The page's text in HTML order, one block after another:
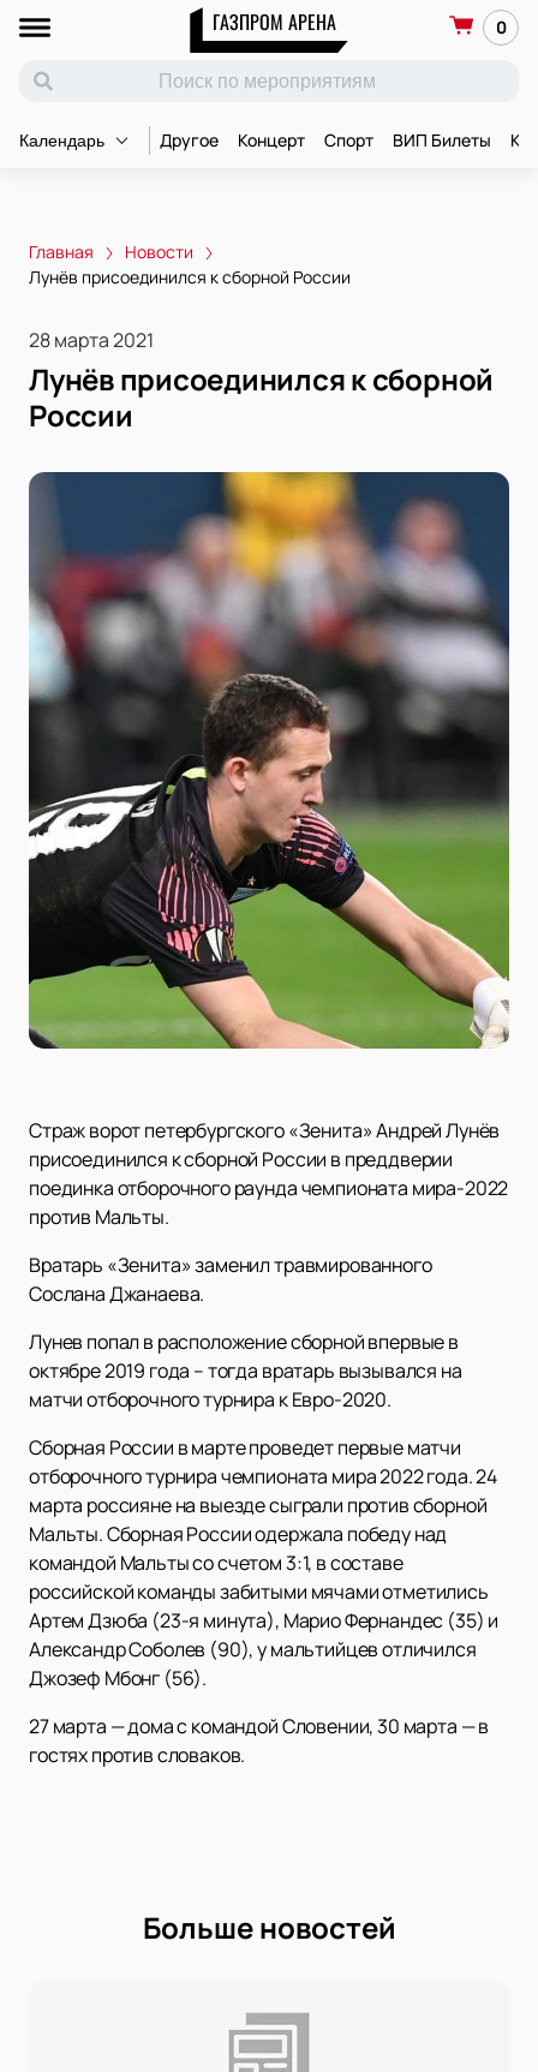
ГАЗПРОМ АРЕНА 0
Календарь Другое Концерт Спорт ВИП Билеты
Главная
Новости
Лунёв присоединился к сборной России
28 марта 2021
Лунёв присоединился к сборной
России
Страж ворот петербургского «Зенита» Андрей Лунёв
присоединился к сборной России в преддверии
поединка отборочного раунда чемпионата мира-2022
против Мальты.
Вратарь «Зенита» заменил травмированного
Сослана Джанаева.
Лунев попал в расположение сборной впервые в
октябре 2019 года – тогда вратарь вызывался на
матчи отборочного турнира к Евро-2020.
Сборная России в марте проведет первые матчи
отборочного турнира чемпионата мира 2022 года. 24
марта россияне на выезде сыграли против сборной
Мальты. Сборная России одержала победу над
командой Мальты со счетом 3:1, в составе
российской команды забитыми мячами отметились
Артем Дзюба (23-я минута), Марио Фернандес (35) и
Александр Соболев (90), у мальтийцев отличился
Джозеф Мбонг (56).
27 марта — дома с командой Словении, 30 марта — в
гостях против словаков.
Больше новостей